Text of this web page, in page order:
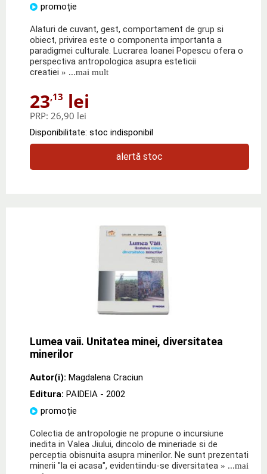
promoție
Alaturi de cuvant, gest, comportament de grup si
obiect, privirea este o componenta importanta a
paradigmei culturale. Lucrarea Ioanei Popescu ofera o
perspectiva antropologica asupra esteticii
creatiei » ...mai mult
23,13 lei
PRP: 26,90 lei
Disponibilitate: stoc indisponibil
alertă stoc
Lumea vaii. Unitatea minei, diversitatea
minerilor
Autor(i): Magdalena Craciun
Editura: PAIDEIA - 2002
promoție
Colectia de antropologie ne propune o incursiune
inedita in Valea Jiului, dincolo de mineriade si de
perceptia obisnuita asupra minerilor. Ne sunt prezentati
minerii "la ei acasa", evidentiindu-se diversitatea » ...mai